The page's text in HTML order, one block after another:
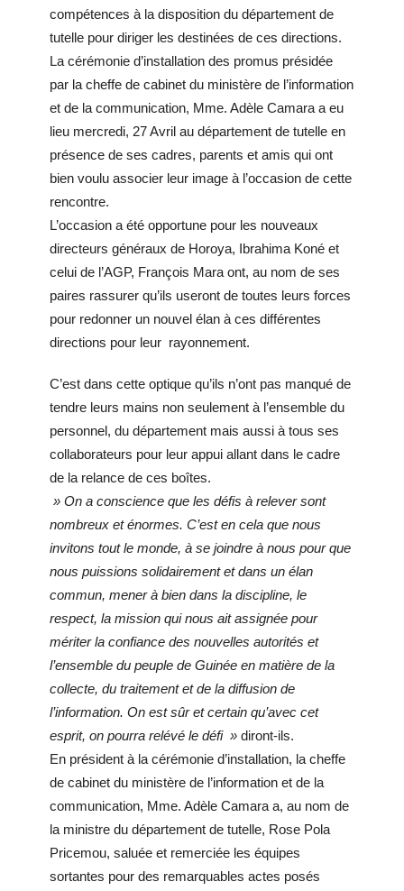
compétences à la disposition du département de
tutelle pour diriger les destinées de ces directions.
La cérémonie d’installation des promus présidée
par la cheffe de cabinet du ministère de l’information
et de la communication, Mme. Adèle Camara a eu
lieu mercredi, 27 Avril au département de tutelle en
présence de ses cadres, parents et amis qui ont
bien voulu associer leur image à l’occasion de cette
rencontre.
L’occasion a été opportune pour les nouveaux
directeurs généraux de Horoya, Ibrahima Koné et
celui de l’AGP, François Mara ont, au nom de ses
paires rassurer qu’ils useront de toutes leurs forces
pour redonner un nouvel élan à ces différentes
directions pour leur rayonnement.
C’est dans cette optique qu’ils n’ont pas manqué de
tendre leurs mains non seulement à l’ensemble du
personnel, du département mais aussi à tous ses
collaborateurs pour leur appui allant dans le cadre
de la relance de ces boîtes.
» On a conscience que les défis à relever sont
nombreux et énormes. C’est en cela que nous
invitons tout le monde, à se joindre à nous pour que
nous puissions solidairement et dans un élan
commun, mener à bien dans la discipline, le
respect, la mission qui nous ait assignée pour
mériter la confiance des nouvelles autorités et
l’ensemble du peuple de Guinée en matière de la
collecte, du traitement et de la diffusion de
l’information. On est sûr et certain qu’avec cet
esprit, on pourra relévé le défi » diront-ils.
En président à la cérémonie d’installation, la cheffe
de cabinet du ministère de l’information et de la
communication, Mme. Adèle Camara a, au nom de
la ministre du département de tutelle, Rose Pola
Pricemou, saluée et remerciée les équipes
sortantes pour des remarquables actes posés